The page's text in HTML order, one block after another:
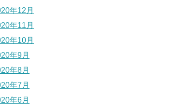
年12月
年11月
年10月
年9月
年8月
年7月
年6月